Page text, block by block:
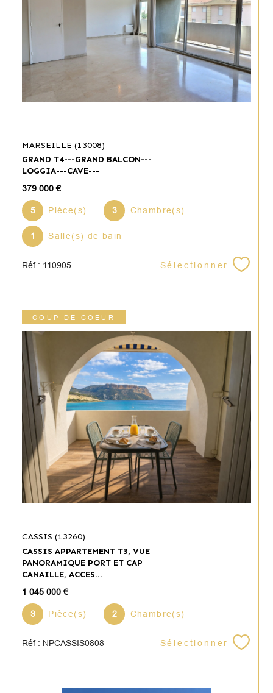
MARSEILLE (13008)
GRAND T4---GRAND BALCON---
LOGGIA---CAVE---
379 000 €
5 Pièce(s) 3 Chambre(s)
1 Salle(s) de bain
Réf : 110905 Sélectionner
COUP DE COEUR
CASSIS (13260)
CASSIS APPARTEMENT T3, VUE
PANORAMIQUE PORT ET CAP
CANAILLE, ACCES...
1 045 000 €
3 Pièce(s) 2 Chambre(s)
Réf : NPCASSIS0808 Sélectionner